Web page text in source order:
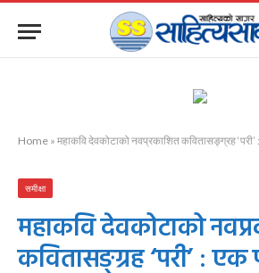
Home » महाकवि देवकोटाको नवप्रकाशित कवितासङ्ग्रह
समीक्षा
महाकवि देवकोटाको
कवितासङ्ग्रह ‘परी’ : एक